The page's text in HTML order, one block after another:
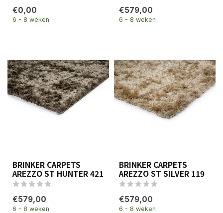
€0,00
6 - 8 weken
€579,00
6 - 8 weken
BRINKER CARPETS
AREZZO ST HUNTER 421
€579,00
6 - 8 weken
BRINKER CARPETS
AREZZO ST SILVER 119
€579,00
6 - 8 weken